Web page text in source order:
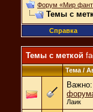
Форум «Мир
Темы с
Справка
Темы с меткой
Тема /
Важно:
Лаик